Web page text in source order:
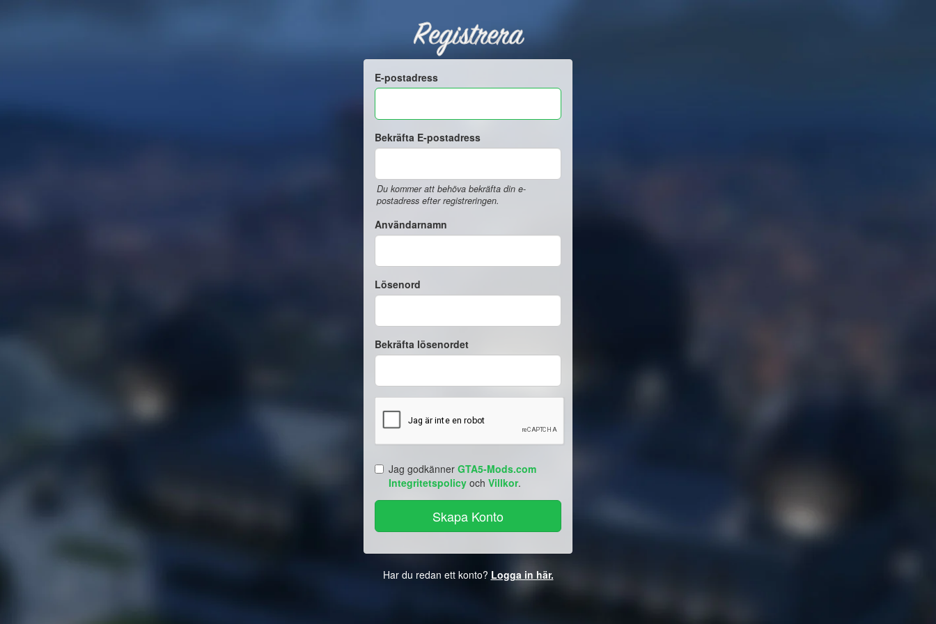
Registrera
E-postadress
Bekräfta E-postadress
Du kommer att behöva bekräfta din e-
postadress efter registreringen.
Användarnamn
Lösenord
Bekräfta lösenordet
Jag godkänner GTA5-Mods.com
Integritetspolicy och Villkor.
Har du redan ett konto? Logga in här.